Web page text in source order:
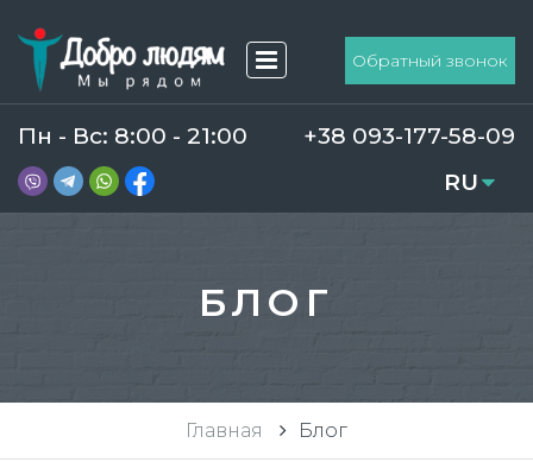
Обратный звонок
Пн - Вс: 8:00 - 21:00
+38 093-177-58-09
RU
UA
БЛОГ
Главная Блог